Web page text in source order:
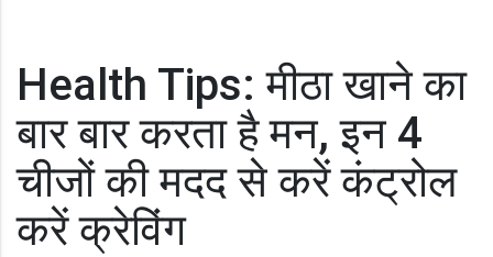
Health Tips: मीठा खाने का
बार बार करता है मन, इन 4
चीजों की मदद से करें कंट्रोल
करें क्रेविंग